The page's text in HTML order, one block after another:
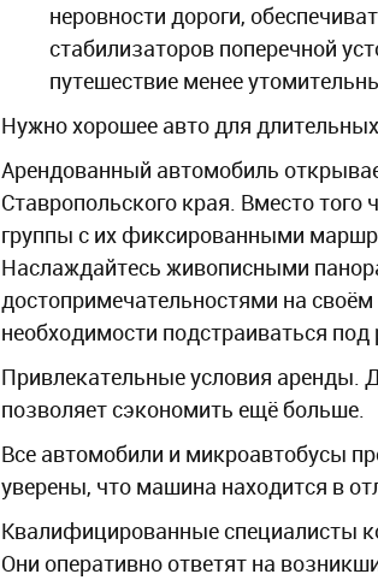
неровности дороги,
стабилизаторов поперечной
путешествие менее
Нужно хорошее авто для
Арендованный автомобиль
Ставропольского края. Вместо
группы с их фиксированными
Наслаждайтесь живописными
достопримечательностями на
необходимости подстраиваться под
Привлекательные условия аренды.
позволяет сэкономить ещё больше.
Все автомобили и микроавтобусы
уверены, что машина находится в
Квалифицированные специалисты
Они оперативно ответят на